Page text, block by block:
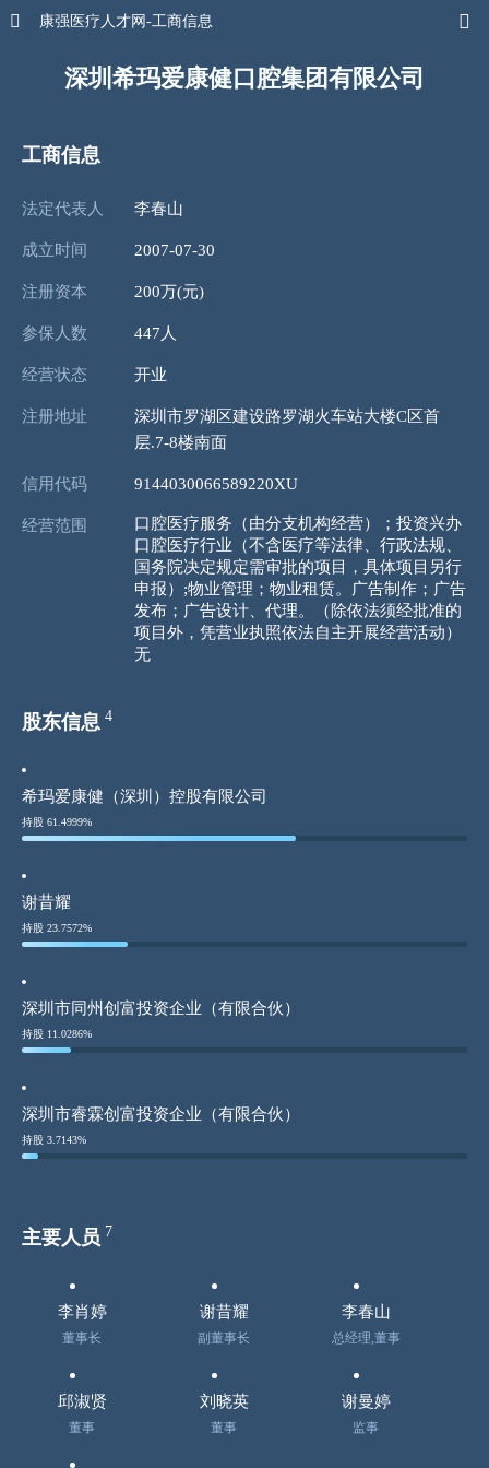
 康强医疗人才网-工商信息 
深圳希玛爱康健口腔集团有限公司
工商信息
法定代表人 李春山
成立时间 2007-07-30
注册资本 200万(元)
参保人数 447人
经营状态 开业
注册地址
深圳市罗湖区建设路罗湖火车站大楼C区首
层.7-8楼南面
信用代码 9144030066589220XU
经营范围
口腔医疗服务（由分支机构经营）；投资兴办
口腔医疗行业（不含医疗等法律、行政法规、
国务院决定规定需审批的项目，具体项目另行
申报）;物业管理；物业租赁。广告制作；广告
发布；广告设计、代理。（除依法须经批准的
项目外，凭营业执照依法自主开展经营活动）
无
股东信息 4
希玛爱康健（深圳）控股有限公司
持股 61.4999%
谢昔耀
持股 23.7572%
深圳市同州创富投资企业（有限合伙）
持股 11.0286%
深圳市睿霖创富投资企业（有限合伙）
持股 3.7143%
主要人员 7
李肖婷
董事长
谢昔耀
副董事长
李春山
总经理,董事
邱淑贤
董事
刘晓英
董事
谢曼婷
监事